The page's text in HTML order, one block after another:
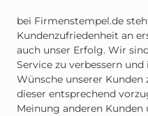
bei Firmenstempel.de
Kundenzufriedenheit an
auch unser Erfolg. Wir
Service zu verbessern
Wünsche unserer
dieser entsprechend
Meinung anderen